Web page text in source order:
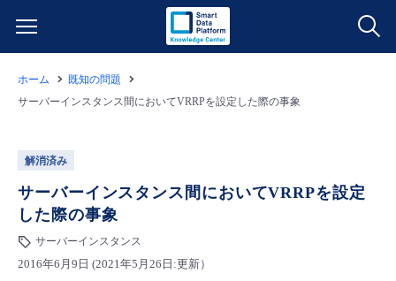
サービス一覧
クラウド/サーバー
ネットワーク
データ利活用
クラウド/サーバー
料金情報
料金シミュレーター
ご利用開始ガイド
ホーム
既知の問題
サーバーインスタンス間においてVRRPを設定した際の事象
解消済み
サーバーインスタンス間においてVRRPを設定
した際の事象
サーバーインスタンス
2016年6月9日 (2021年5月26日:更新）